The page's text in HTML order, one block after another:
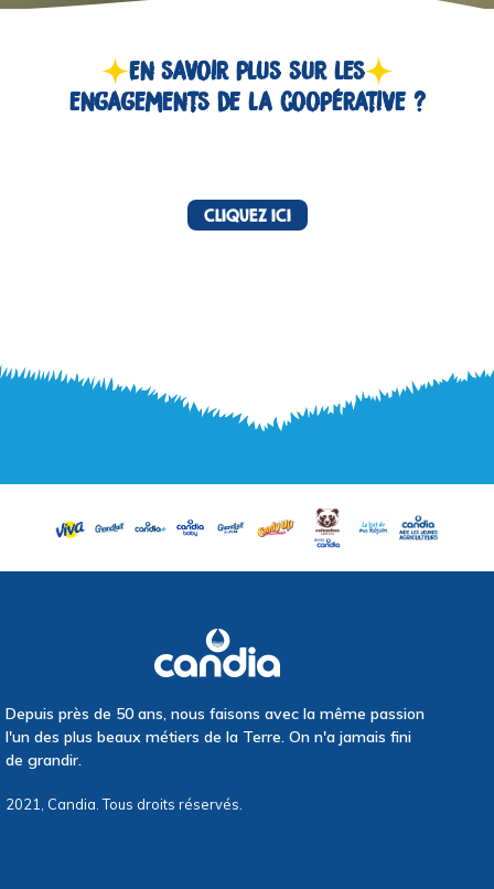
En savoir plus sur les
engagements de la coopérative ?
CLIQUEZ ICI
Depuis près de 50 ans, nous faisons avec la même passion
l'un des plus beaux métiers de la Terre. On n'a jamais fini
de grandir.
2021, Candia. Tous droits réservés.